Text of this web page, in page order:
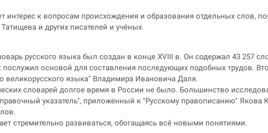
интерес к вопросам происхождения и образования отдельных слов,
и других писателей и учёных.
русского языка был создан в конце XVIII в. Он содержал 43 257
послужил основой для составления последующих подобных трудов.
великорусского языка" Владимира Ивановича Даля.
словарей долгое время в России не было. Большинство
указатель", приложенный к "Русскому правописанию" Якова
стремительно развиваться, обогащаясь всё новыми понятиями.